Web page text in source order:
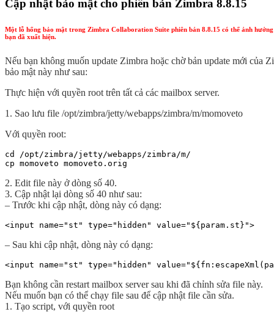
Cập nhật bảo mật cho phiên bản Zimbra 8.8.15
Một lỗ hổng bảo mật trong Zimbra Collaboration Suite phiên bản 8.8.15 có thể ảnh
bạn đã xuất hiện.
Nếu bạn không muốn update Zimbra hoặc chờ bản update mới của
bảo mật này như sau:
Thực hiện với quyền root trên tất cả các mailbox server.
1. Sao lưu file /opt/zimbra/jetty/webapps/zimbra/m/momoveto
Với quyền root:
cd /opt/zimbra/jetty/webapps/zimbra/m/
cp momoveto momoveto.orig
2. Edit file này ở dòng số 40.
3. Cập nhật lại dòng số 40 như sau:
– Trước khi cập nhật, dòng này có dạng:
<input name="st" type="hidden" value="${param.st}">
– Sau khi cập nhật, dòng này có dạng:
<input name="st" type="hidden"
Bạn không cần restart mailbox server sau khi đã chỉnh sửa file này.
Nếu muốn bạn có thể chạy file sau để cập nhật file cần sửa.
1. Tạo script, với quyền root